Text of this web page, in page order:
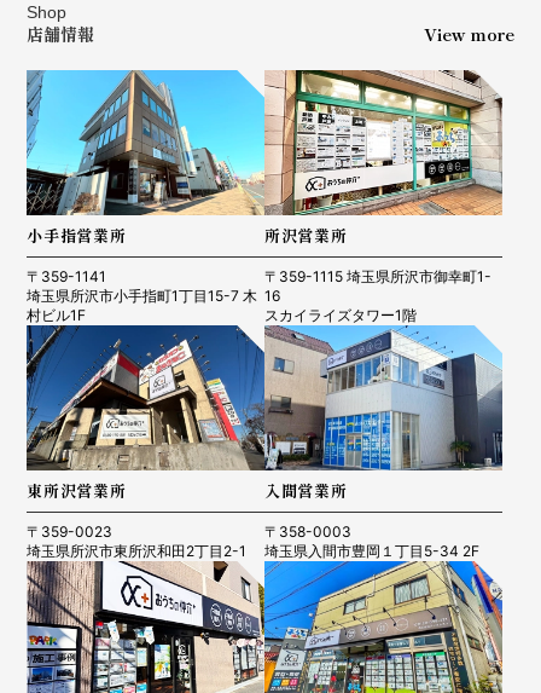
Shop
店舗情報 View more
小手指営業所
〒359-1141
埼玉県所沢市小手指町1丁目15-7 木
村ビル1F
所沢営業所
〒359-1115 埼玉県所沢市御幸町1-
16
スカイライズタワー1階
東所沢営業所
〒359-0023
埼玉県所沢市東所沢和田2丁目2-1
入間営業所
〒358-0003
埼玉県入間市豊岡１丁目5-34 2F